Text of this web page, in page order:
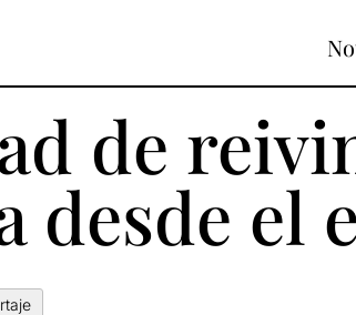
de
desde el